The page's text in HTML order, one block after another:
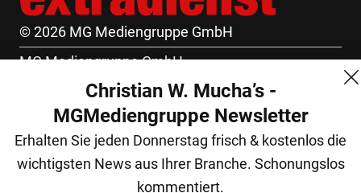
© 2026 MG Mediengruppe GmbH
MG Mediengruppe GmbH
Burgring 1/7
1010 Wien
+43 (1) 522 14 14
office@mgmedien.at
Christian W. Mucha’s -
MGMediengruppe Newsletter
Erhalten Sie jeden Donnerstag frisch & kostenlos die
wichtigsten News aus Ihrer Branche. Schonungslos
kommentiert.